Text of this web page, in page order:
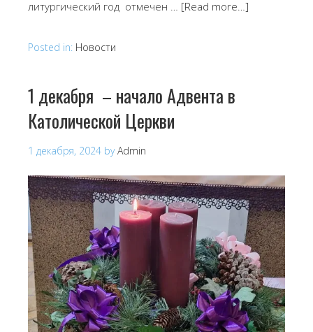
литургический год отмечен … [Read more…]
Posted in: Новости
1 декабря – начало Адвента в
Католической Церкви
1 декабря, 2024 byAdmin